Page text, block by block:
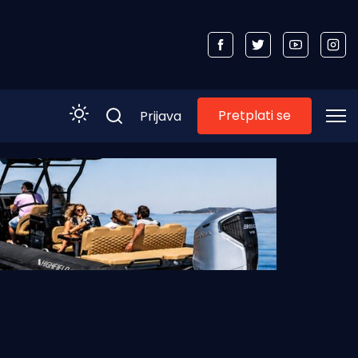
Prijava Pretplati se